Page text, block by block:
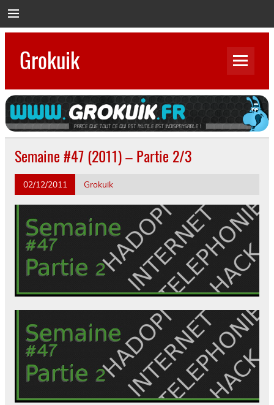
to
Grokuik
Semaine #47 (2011) – Partie 2/3
02/12/2011 Grokuik